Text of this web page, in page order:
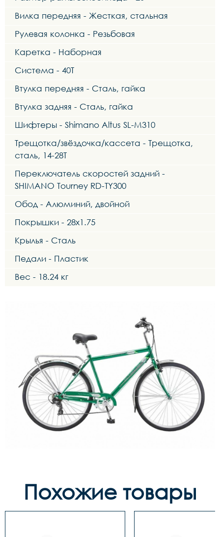
Вилка передняя - Жесткая, стальная
Рулевая колонка - Резьбовая
Каретка - Наборная
Система - 40Т
Втулка передняя - Сталь, гайка
Втулка задняя - Сталь, гайка
Шифтеры - Shimano Altus SL-M310
Трещотка/звёздочка/кассета - Трещотка,
сталь, 14-28Т
Переключатель скоростей задний -
SHIMANO Tourney RD-TY300
Обод - Алюминий, двойной
Покрышки - 28x1.75
Крылья - Сталь
Педали - Пластик
Вес - 18.24 кг
Похожие товары